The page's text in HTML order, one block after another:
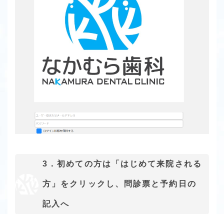
3．初めての方は「はじめて来院される
方」をクリックし、問診票と予約日の
記入へ